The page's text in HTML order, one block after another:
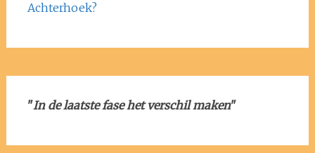
Achterhoek?
"In de laatste fase het verschil maken"